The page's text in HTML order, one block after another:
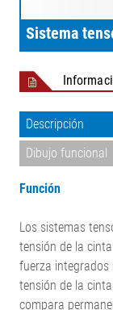
Empresa
Sistema
Descripción
Dibujo funcional
Función
Los sistemas
tensión de la
fuerza integrados
tensión de la
compara